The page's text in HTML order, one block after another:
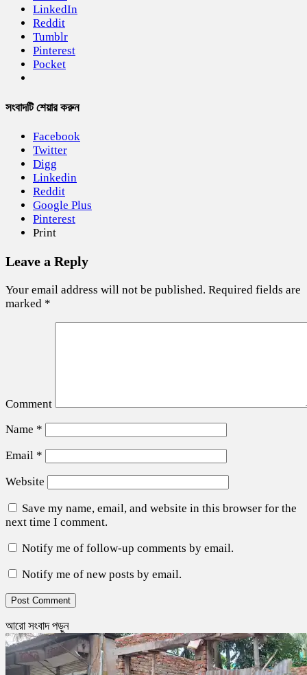
LinkedIn
Reddit
Tumblr
Pinterest
Pocket
সংবাদটি শেয়ার করুন
Facebook
Twitter
Digg
Linkedin
Reddit
Google Plus
Pinterest
Print
Leave a Reply
Your email address will not be published. Required fields are
marked *
Comment
Name *
Email *
Website
Save my name, email, and website in this browser for the
next time I comment.
Notify me of follow-up comments by email.
Notify me of new posts by email.
আরো সংবাদ পড়ুন